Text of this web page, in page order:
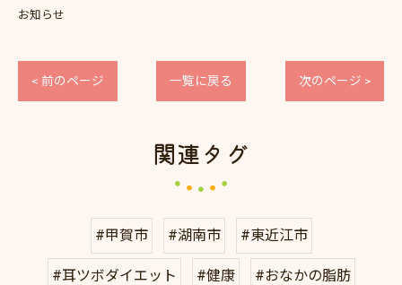
お知らせ
< 前のページ 一覧に戻る 次のページ >
関連タグ
#甲賀市 #湖南市 #東近江市
#耳ツボダイエット #健康 #おなかの脂肪